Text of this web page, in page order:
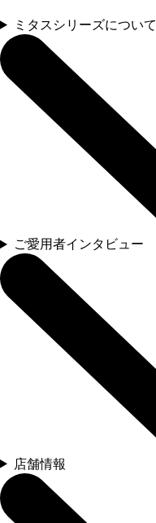
ミタスシリーズについて
ご愛用者インタビュー
店舗情報